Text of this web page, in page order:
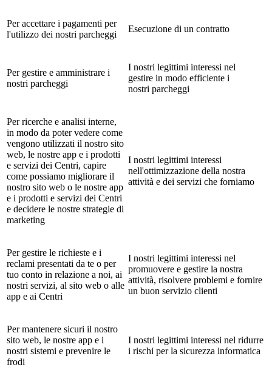
Per accettare i pagamenti per
l'utilizzo dei nostri parcheggi
Esecuzione di un contratto
Per gestire e amministrare i
nostri parcheggi
I nostri legittimi interessi nel
gestire in modo efficiente i
nostri parcheggi
Per ricerche e analisi interne,
in modo da poter vedere come
vengono utilizzati il nostro sito
web, le nostre app e i prodotti
e servizi dei Centri, capire
come possiamo migliorare il
nostro sito web o le nostre app
e i prodotti e servizi dei Centri
e decidere le nostre strategie di
marketing
I nostri legittimi interessi
nell'ottimizzazione della nostra
attività e dei servizi che forniamo
Per gestire le richieste e i
reclami presentati da te o per
tuo conto in relazione a noi, ai
nostri servizi, al sito web o alle
app e ai Centri
I nostri legittimi interessi nel
promuovere e gestire la nostra
attività, risolvere problemi e fornire
un buon servizio clienti
Per mantenere sicuri il nostro
sito web, le nostre app e i
nostri sistemi e prevenire le
frodi
I nostri legittimi interessi nel ridurre
i rischi per la sicurezza informatica